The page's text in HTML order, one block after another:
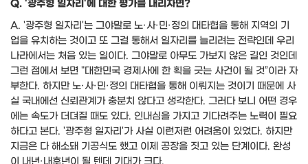
Q. '광주형 일자리'에 대한 평가를 내리자면?
A. '광주형 일자리'는 그야말로 노·사·민·정의 대타협을 통해 지역의 기
업을 유치하는 것이고 또 그걸 통해서 일자리를 늘리려는 전략인데 우리
나라에서는 처음 있는 일이다. 그야말로 아무도 가보지 않은 길인 것인데
그런 점에서 보면 "대한민국 경제사에 한 획을 긋는 사건이 될 것”이라 자
부한다. 하지만 노·사·민·정의 대타협을 통해 이뤄지는 것이기 때문에 사
실 국내에선 신뢰관계가 충분치 않다고 생각한다. 그러다 보니 어떤 경우
에는 속도가 더뎌질 때도 있다. 인내심을 가지고 기다려주는 노력이 필요
하다고 본다. '광주형 일자리'가 사실 이런저런 어려움이 있었다. 하지만
지금은 다 해소돼 기공식도 했고 이제 공장을 짓고 있는 단계이다. 완성
이 내년· 내후년이 될 텐데 기대가 크다.